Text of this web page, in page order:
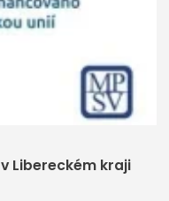
Libereckém kraji